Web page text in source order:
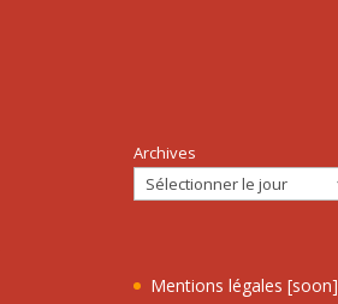
Archives
Mentions légales [soon]